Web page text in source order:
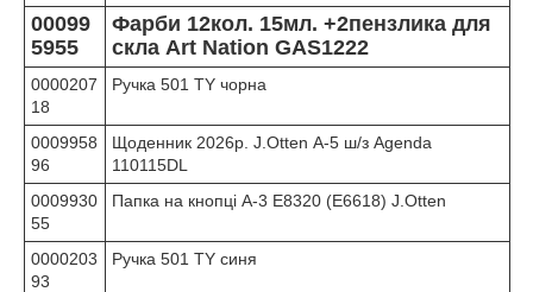
00099
5955
Фарби 12кол. 15мл. +2пензлика для
скла Art Nation GAS1222
0000207
18
Ручка 501 TY чорна
0009958
96
Щоденник 2026р. J.Otten А-5 ш/з Agenda
110115DL
0009930
55
Папка на кнопці А-3 E8320 (Е6618) J.Otten
0000203
93
Ручка 501 TY синя